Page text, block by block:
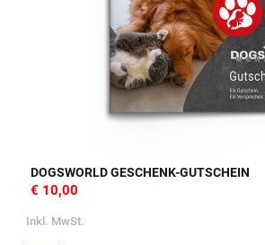
DOGSWORLD GESCHENK-GUTSCHEIN
€ 10,00
Inkl. MwSt.